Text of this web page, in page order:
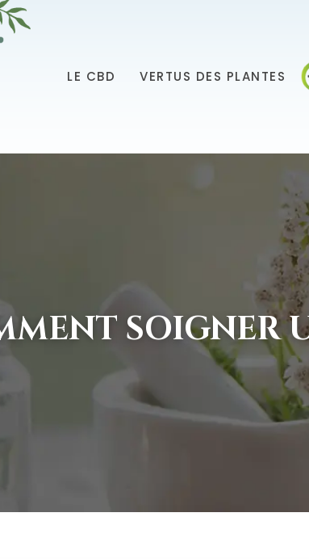
VERTUS DES PLANTES
LE CBD
SOIGNER